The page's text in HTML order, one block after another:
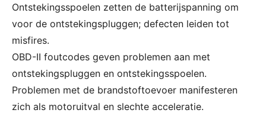
Ontstekingsspoelen zetten de batterijspanning om
voor de ontstekingspluggen; defecten leiden tot
misfires.
OBD-II foutcodes geven problemen aan met
ontstekingspluggen en ontstekingsspoelen.
Problemen met de brandstoftoevoer manifesteren
zich als motoruitval en slechte acceleratie.